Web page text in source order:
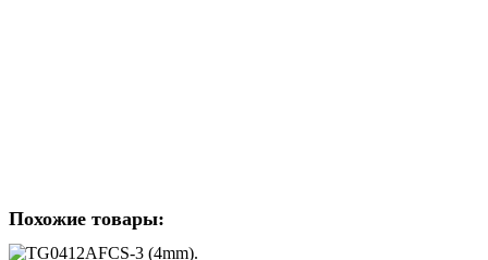
Похожие товары: